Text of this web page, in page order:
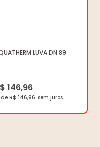
LUVA DN 89
146,96
de R$ 146,96